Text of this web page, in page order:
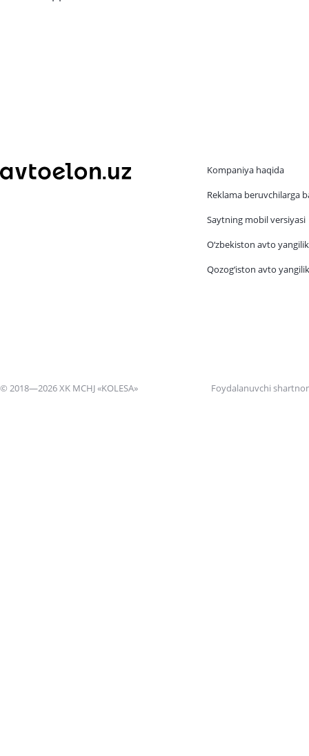
Kompaniya haqida
Reklama beruvchilarga
Saytning mobil versiyasi
O‘zbekiston avto
Qozog‘iston avto
© 2018—2026 XK MCHJ «KOLESA» Foydalanuvchi